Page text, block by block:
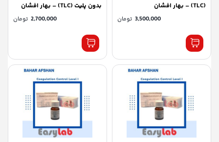
(TLC) – بهار افشان
3,500,000 تومان
بدون پلیت (TLC) – بهار افشان
2,700,000 تومان